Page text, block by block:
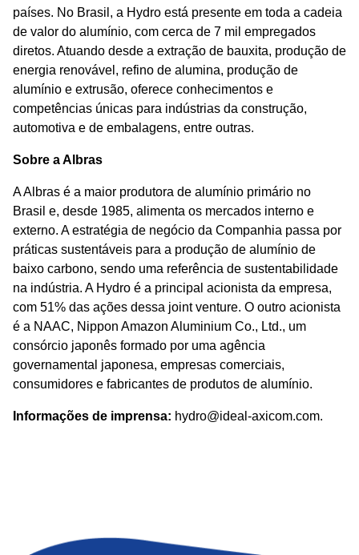
países. No Brasil, a Hydro está presente em toda a cadeia
de valor do alumínio, com cerca de 7 mil empregados
diretos. Atuando desde a extração de bauxita, produção de
energia renovável, refino de alumina, produção de
alumínio e extrusão, oferece conhecimentos e
competências únicas para indústrias da construção,
automotiva e de embalagens, entre outras.
Sobre a Albras
A Albras é a maior produtora de alumínio primário no
Brasil e, desde 1985, alimenta os mercados interno e
externo. A estratégia de negócio da Companhia passa por
práticas sustentáveis para a produção de alumínio de
baixo carbono, sendo uma referência de sustentabilidade
na indústria. A Hydro é a principal acionista da empresa,
com 51% das ações dessa joint venture. O outro acionista
é a NAAC, Nippon Amazon Aluminium Co., Ltd., um
consórcio japonês formado por uma agência
governamental japonesa, empresas comerciais,
consumidores e fabricantes de produtos de alumínio.
Informações de imprensa: hydro@ideal-axicom.com.